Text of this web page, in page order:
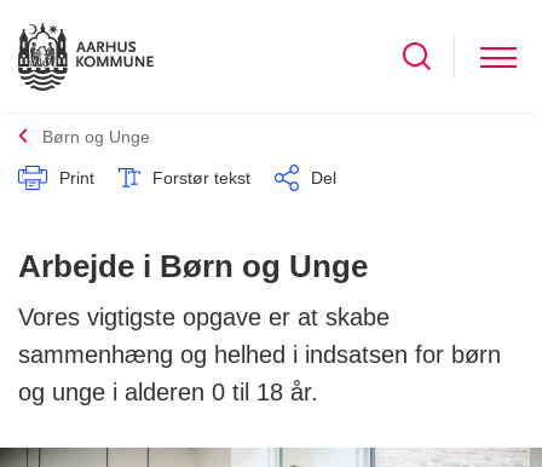
Børn og Unge
Print Forstør tekst Del
Arbejde i Børn og Unge
Vores vigtigste opgave er at skabe
sammenhæng og helhed i indsatsen for børn
og unge i alderen 0 til 18 år.